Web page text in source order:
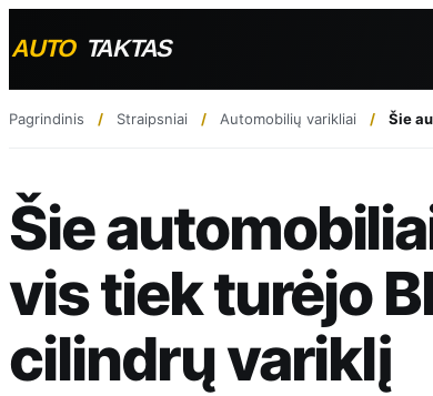
Pagrindinis Straipsniai Automobilių varikliai Šie
Šie
vis tiek turėjo
cilindrų variklį